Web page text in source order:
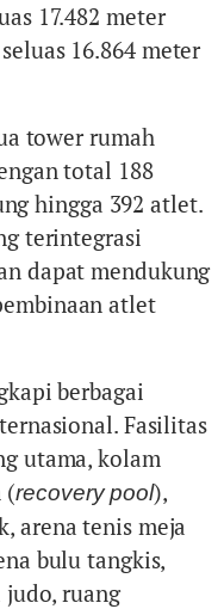
17.482 meter
16.864 meter
tower rumah
total 188
hingga 392 atlet.
terintegrasi
dapat mendukung
atlet
berbagai
Fasilitas
utama, kolam
(recovery pool),
arena tenis meja
bulu tangkis,
judo, ruang